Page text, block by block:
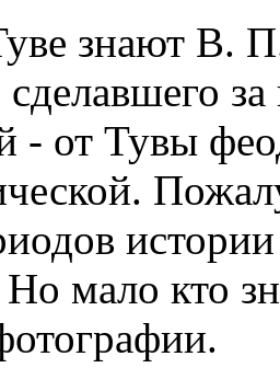
знают В.
- от Тувы
мало кто